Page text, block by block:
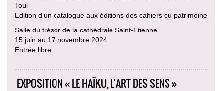
Toul
Edition d’un catalogue aux éditions des cahiers du patrimoine
Salle du trésor de la cathédrale Saint-Etienne
15 juin au 17 novembre 2024
Entrée libre
EXPOSITION « LE HAÏKU, L’ART DES SENS »